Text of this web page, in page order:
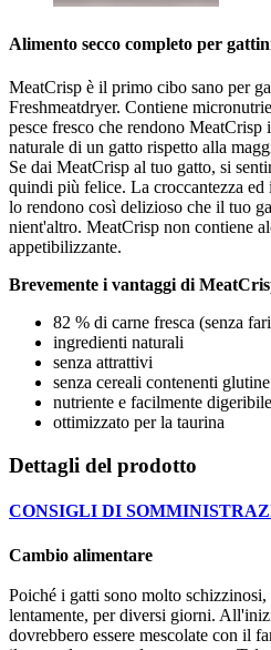
Alimento secco completo per
MeatCrisp è il primo cibo sano per
Freshmeatdryer. Contiene
pesce fresco che rendono
naturale di un gatto rispetto alla
Se dai MeatCrisp al tuo gatto, si
quindi più felice. La croccantezza
lo rendono così delizioso che il tuo
nient'altro. MeatCrisp non contiene
appetibilizzante.
Brevemente i vantaggi di
82 % di carne fresca (senza
ingredienti naturali
senza attrattivi
senza cereali contenenti glutine
nutriente e facilmente digeribile
ottimizzato per la taurina
Dettagli del prodotto
CONSIGLI DI
Cambio alimentare
Poiché i gatti sono molto
lentamente, per diversi giorni.
dovrebbero essere mescolate con il